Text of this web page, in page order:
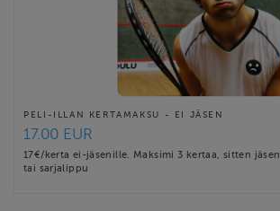
PELI-ILLAN KERTAMAKSU - EI JÄSEN
17.00 EUR
17€/kerta ei-jäsenille. Maksimi 3 kertaa, sitten
tai sarjalippu